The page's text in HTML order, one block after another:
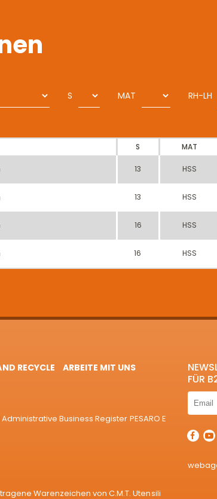
S MAT RH-LH
S MAT
13 HSS
13 HSS
16 HSS
16 HSS
RECYCLE
ARBEITE MIT UNS
Business Register PESARO E
Warenzeichen von C.M.T. Utensili
FÜR